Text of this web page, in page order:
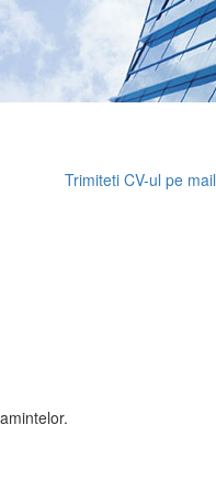
Trimiteti CV-ul pe mail